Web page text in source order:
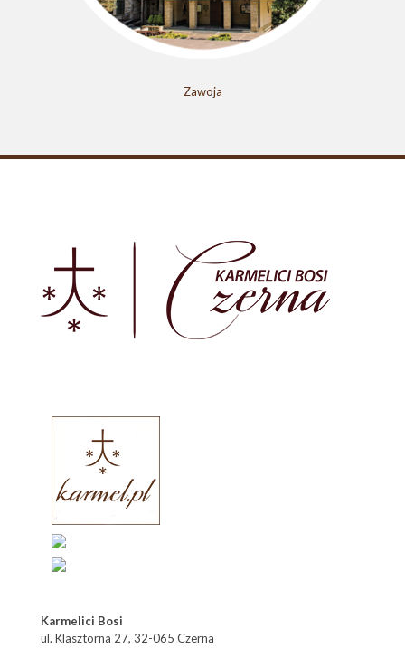
Zawoja
Karmelici Bosi
ul. Klasztorna 27, 32-065 Czerna